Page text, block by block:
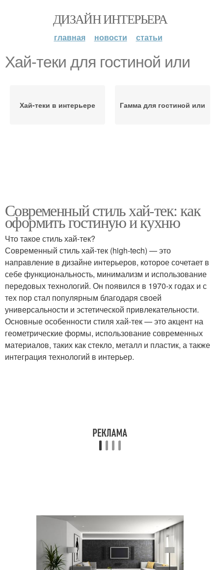
ДИЗАЙН ИНТЕРЬЕРА
главная новости статьи
Хай-теки для гостиной или
Хай-теки в интерьере Гамма для гостиной или
Современный стиль хай-тек: как
оформить гостиную и кухню
Что такое стиль хай-тек?
Современный стиль хай-тек (high-tech) — это
направление в дизайне интерьеров, которое сочетает в
себе функциональность, минимализм и использование
передовых технологий. Он появился в 1970-х годах и с
тех пор стал популярным благодаря своей
универсальности и эстетической привлекательности.
Основные особенности стиля хай-тек — это акцент на
геометрические формы, использование современных
материалов, таких как стекло, металл и пластик, а также
интеграция технологий в интерьер.